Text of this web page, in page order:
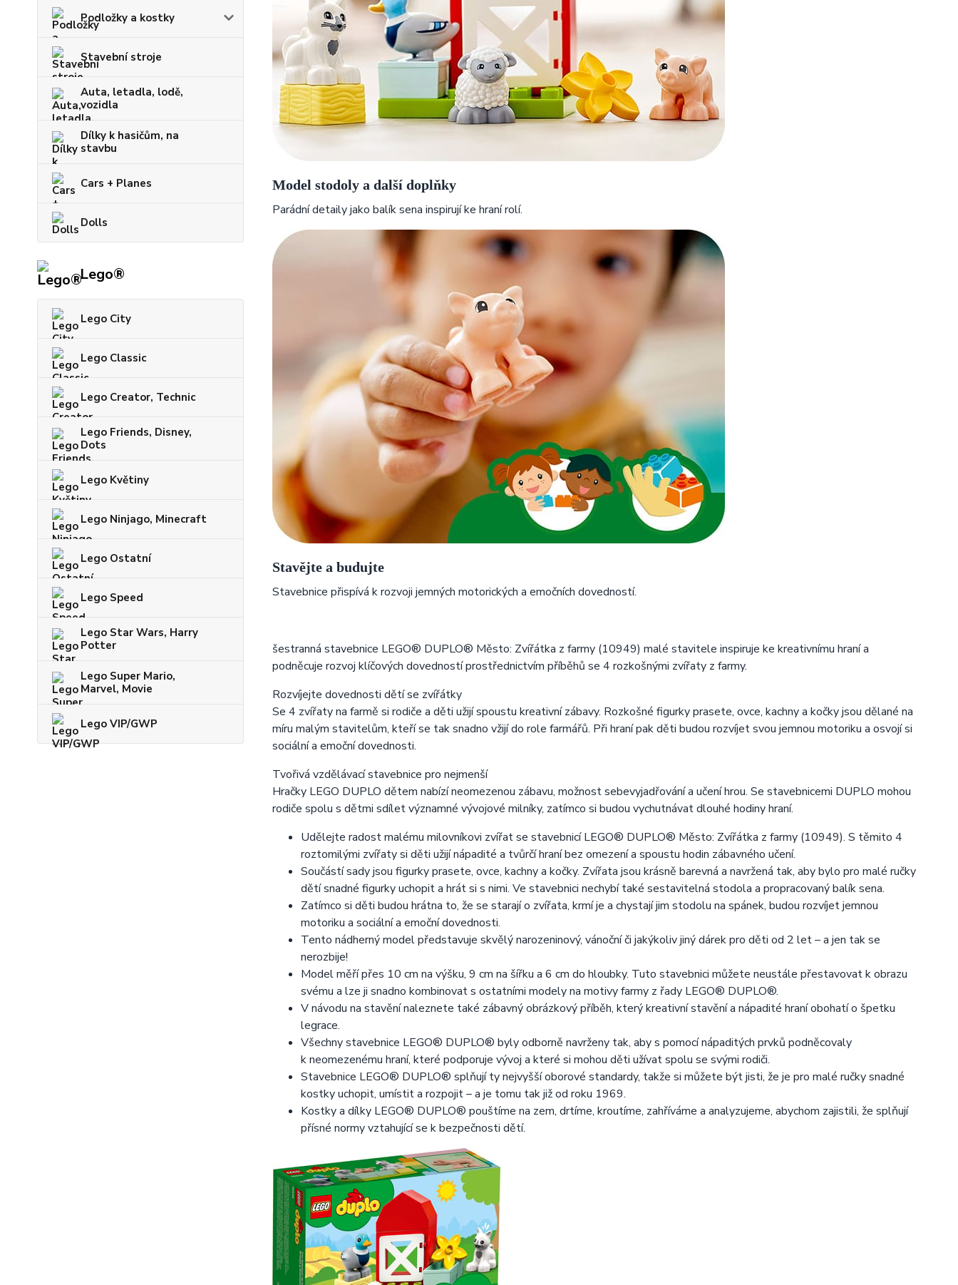
Podložky a kostky
Stavební stroje
Auta, letadla, lodě,
vozidla
Dílky k hasičům, na
stavbu
Cars + Planes
Dolls
Lego®
Lego City
Lego Classic
Lego Creator, Technic
Lego Friends, Disney,
Dots
Lego Květiny
Lego Ninjago, Minecraft
Lego Ostatní
Lego Speed
Lego Star Wars, Harry
Potter
Lego Super Mario,
Marvel, Movie
Lego VIP/GWP
Model stodoly a další doplňky
Parádní detaily jako balík sena inspirují ke hraní rolí.
Stavějte a budujte
Stavebnice přispívá k rozvoji jemných motorických a emočních dovedností.
šestranná stavebnice LEGO® DUPLO® Město: Zvířátka z farmy (10949) malé stavitele inspiruje ke kreativnímu hraní a
podněcuje rozvoj klíčových dovedností prostřednictvím příběhů se 4 rozkošnými zvířaty z farmy.
Rozvíjejte dovednosti dětí se zvířátky
Se 4 zvířaty na farmě si rodiče a děti užijí spoustu kreativní zábavy. Rozkošné figurky prasete, ovce, kachny a kočky jsou dělané na
míru malým stavitelům, kteří se tak snadno vžijí do role farmářů. Při hraní pak děti budou rozvíjet svou jemnou motoriku a osvojí si
sociální a emoční dovednosti.
Tvořivá vzdělávací stavebnice pro nejmenší
Hračky LEGO DUPLO dětem nabízí neomezenou zábavu, možnost sebevyjadřování a učení hrou. Se stavebnicemi DUPLO mohou
rodiče spolu s dětmi sdílet významné vývojové milníky, zatímco si budou vychutnávat dlouhé hodiny hraní.
Udělejte radost malému milovníkovi zvířat se stavebnicí LEGO® DUPLO® Město: Zvířátka z farmy (10949). S těmito 4
roztomilými zvířaty si děti užijí nápadité a tvůrčí hraní bez omezení a spoustu hodin zábavného učení.
Součástí sady jsou figurky prasete, ovce, kachny a kočky. Zvířata jsou krásně barevná a navržená tak, aby bylo pro malé ručky
dětí snadné figurky uchopit a hrát si s nimi. Ve stavebnici nechybí také sestavitelná stodola a propracovaný balík sena.
Zatímco si děti budou hrátna to, že se starají o zvířata, krmí je a chystají jim stodolu na spánek, budou rozvíjet jemnou
motoriku a sociální a emoční dovednosti.
Tento nádherný model představuje skvělý narozeninový, vánoční či jakýkoliv jiný dárek pro děti od 2 let – a jen tak se
nerozbije!
Model měří přes 10 cm na výšku, 9 cm na šířku a 6 cm do hloubky. Tuto stavebnici můžete neustále přestavovat k obrazu
svému a lze ji snadno kombinovat s ostatními modely na motivy farmy z řady LEGO® DUPLO®.
V návodu na stavění naleznete také zábavný obrázkový příběh, který kreativní stavění a nápadité hraní obohatí o špetku
legrace.
Všechny stavebnice LEGO® DUPLO® byly odborně navrženy tak, aby s pomocí nápaditých prvků podněcovaly
k neomezenému hraní, které podporuje vývoj a které si mohou děti užívat spolu se svými rodiči.
Stavebnice LEGO® DUPLO® splňují ty nejvyšší oborové standardy, takže si můžete být jisti, že je pro malé ručky snadné
kostky uchopit, umístit a rozpojit – a je tomu tak již od roku 1969.
Kostky a dílky LEGO® DUPLO® pouštíme na zem, drtíme, kroutíme, zahříváme a analyzujeme, abychom zajistili, že splňují
přísné normy vztahující se k bezpečnosti dětí.